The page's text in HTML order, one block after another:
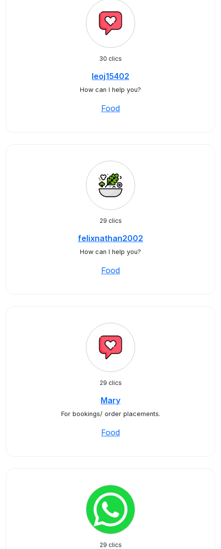
30 clics
leoj15402
How can I help you?
Food
29 clics
felixnathan2002
How can I help you?
Food
29 clics
Mary
For bookings/ order placements.
Food
29 clics